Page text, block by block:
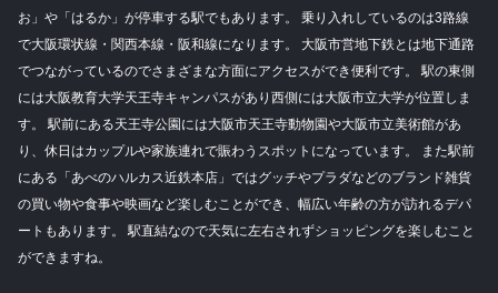
お」や「はるか」が停車する駅でもあります。 乗り入れしているのは3路線
で大阪環状線・関西本線・阪和線になります。 大阪市営地下鉄とは地下通路
でつながっているのでさまざまな方面にアクセスができ便利です。 駅の東側
には大阪教育大学天王寺キャンパスがあり西側には大阪市立大学が位置しま
す。 駅前にある天王寺公園には大阪市天王寺動物園や大阪市立美術館があ
り、休日はカップルや家族連れで賑わうスポットになっています。 また駅前
にある「あべのハルカス近鉄本店」ではグッチやプラダなどのブランド雑貨
の買い物や食事や映画など楽しむことができ、幅広い年齢の方が訪れるデパ
ートもあります。 駅直結なので天気に左右されずショッピングを楽しむこと
ができますね。